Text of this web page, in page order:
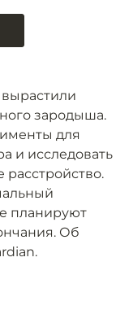
зародыша.
для
и исследовать
расстройство.
планируют
Об